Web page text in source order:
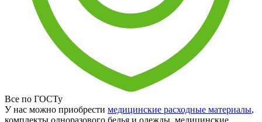
Все по ГОСТу
У нас можно приобрести медицинские расходные материалы,
комплекты одноразового белья и одежды, медицинские